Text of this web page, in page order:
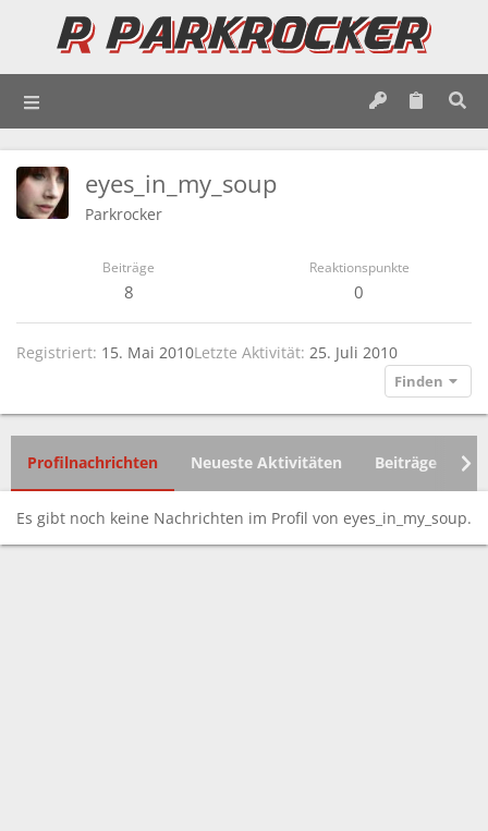
eyes_in_my_soup
Parkrocker
Beiträge
8
Reaktionspunkte
0
Registriert 15. Mai 2010Letzte Aktivität 25. Juli 2010
Finden
Profilnachrichten Neueste Aktivitäten Beiträge
Es gibt noch keine Nachrichten im Profil von eyes_in_my_soup.